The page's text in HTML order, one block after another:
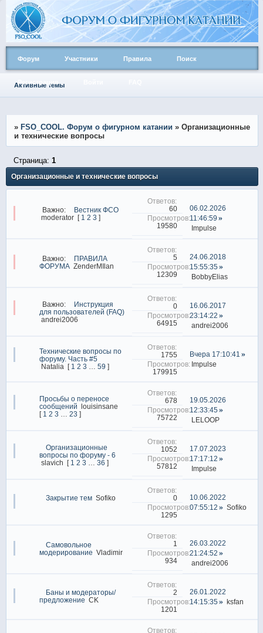
Форум Участники Правила Поиск
Активные темы
» FSO_COOL. Форум о фигурном катании » Организационные
и технические вопросы
Организационные и технические вопросы
Страница: 1
Важно:
Вестник ФСО
moderator
[ 1 2 3 ]
60
19580
06.02.2026
11:46:59
Impulse
Важно:
ПРАВИЛА
ФОРУМА ZenderMIlan
5
12309
24.06.2018
15:55:35
BobbyElias
Важно:
Инструкция
для пользователей (FAQ)
andrei2006
0
64915
16.06.2017
23:14:22
andrei2006
Технические вопросы по
форуму. Часть #5
Natalia
[ 1 2 3 59 ]
1755
179915
Вчера 17:10:41
Impulse
Просьбы о переносе
сообщений
louisinsane
[ 1 2 3 23 ]
678
75722
19.05.2026
12:33:45
LELOOP
Организационные
вопросы по форуму - 6
slavich
[ 1 2 3 36 ]
1052
57812
17.07.2023
17:17:12
Impulse
Закрытие тем Sofiko 0
1295
10.06.2022
07:55:12
Sofiko
Самовольное
модерирование Vladimir
1
934
26.03.2022
21:24:52
andrei2006
Баны и модераторы/
предложение CK
2
1201
26.01.2022
14:15:35
ksfan